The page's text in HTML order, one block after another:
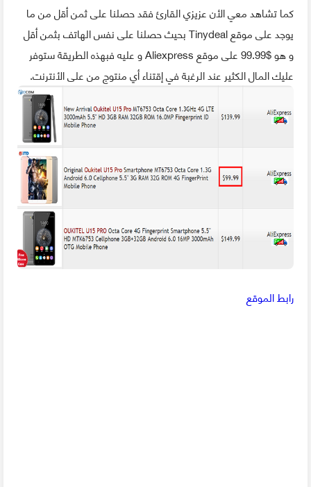
كما تشاهد معي الأن عزيزي القارئ فقد حصلنا على ثمن أقل من ما
يوجد على موقع Tinydeal بحيث حصلنا على نفس الهاتف بثمن أقل
و هو $99.99 على موقع Aliexpress و عليه فبهذه الطريقة ستوفر
عليك المال الكثير عند الرغبة في إقتناء أي منتوج من على الأنترنت.
رابط الموقع